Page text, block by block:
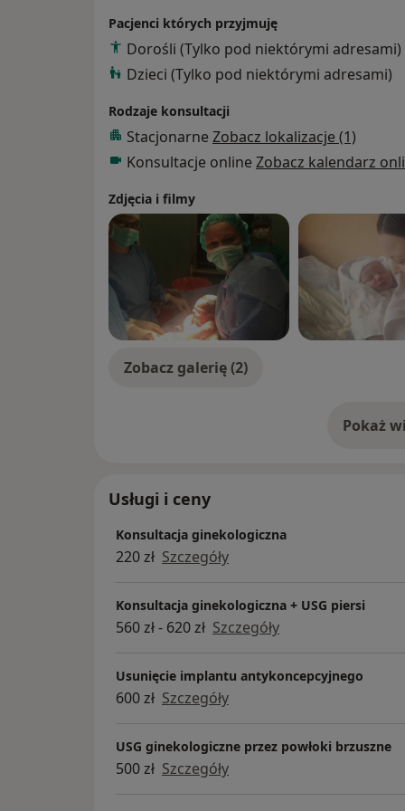
Uczestniczka wielu szkoleń i kongresów
położnictwa, ultrasonografii oraz
Wykonuje zabiegi z zakresu medycyny i
Pacjenci których przyjmuję
Dorośli (Tylko pod niektórymi adresami)
Dzieci (Tylko pod niektórymi adresami)
Rodzaje konsultacji
Stacjonarne Zobacz lokalizacje (1)
Konsultacje online Zobacz kalendarz
Zdjęcia i filmy
Zobacz galerię (2)
Pokażo
Usługi i ceny
Konsultacja ginekologiczna
220 zł Szczegóły
Konsultacja ginekologiczna + USG piersi
560 zł - 620 zł Szczegóły
Usunięcie implantu antykoncepcyjnego
600 zł Szczegóły
USG ginekologiczne przez powłoki brzuszne
500 zł Szczegóły